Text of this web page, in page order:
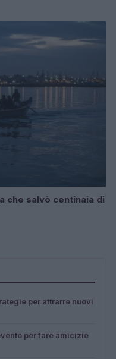
che salvò centinaia di
per attrarre nuovi
per fare amicizie